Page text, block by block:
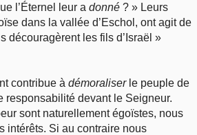
l’Éternel leur a donné ? » Leurs
dans la vallée d’Eschol, ont agit de
découragèrent les fils d’Israël »
contribue àdémoraliserle peuple de
responsabilité devant le Seigneur.
sont naturellement égoïstes, nous
intérêts. Si au contraire nous